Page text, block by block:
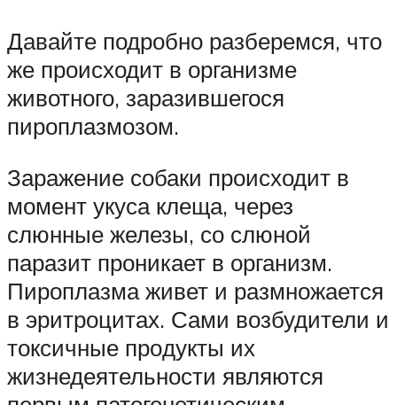
Давайте подробно разберемся, что
же происходит в организме
животного, заразившегося
пироплазмозом.
Заражение собаки происходит в
момент укуса клеща, через
слюнные железы, со слюной
паразит проникает в организм.
Пироплазма живет и размножается
в эритроцитах. Сами возбудители и
токсичные про­дукты их
жизнедеятельности являются